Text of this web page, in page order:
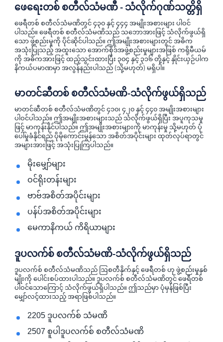
ဖေရေးတစ် စတီလ်သံမဏီ - သံလိုက်ဂုဏ်သတ္တိရှိ
ဖေရီတစ် စတီလ်သံမဏိတွင် ၄၃၀ နှင့် ၄၄၄ အမျိုးအစားများ ပါဝင်
ပါသည်။ ဖေရီတစ် စတီလ်သံမဏိသည် သဘောအားဖြင့် သံလိုက်ဖွယ်ရှိ
သော ဖွဲ့စည်းမှုကို ပိုင်ဆိုင်ပါသည်။ ဤအမျိုးအစားများတွင် အဓိက
အသုံးပြုသည့် အထူးသော အောက်စိုဒ်အဖွဲ့စည်းမှုများအဖြစ် ကရိုမီယမ်
ကို အဓိကအားဖြင့် ထည့်သွင်းထားပြီး ၃၀၄ နှင့် ၃၁၆ တို့နှင့် နှိုင်းယှဉ်ပါက
နိကယ်ပမာဏမှာ အလွန်နည်းပါသည် (သို့မဟုတ်) မရှိပါ။
မာတင်ဆီတစ် စတီလ်သံမဏိ-သံလိုက်ဖွယ်ရှိသည်
မာတင်ဆီတစ် စတီလ်သံမဏိတွင် ၄၁၀၊ ၄၂၀ နှင့် ၄၄၀ အမျိုးအစားများ
ပါဝင်ပါသည်။ ဤအမျိုးအစားများသည် သံလိုက်ဖွယ်ရှိပြီး အပူကုသမှု
ဖြင့် မာကုန်းနိုင်ပါသည်။ ဤအမျိုးအစားများကို မာကုန်းမှု သို့မဟုတ် ပုံ
ပေါ်မှုခံနိုင်ရည် ပိုမိုကောင်းမွန်သော အစိတ်အပိုင်းများ ထုတ်လုပ်ရာတွင်
အများအားဖြင့် အသုံးပြုကြပါသည်။
မိုးမျှော်များ
ဝင်ရိုးတန်းများ
ဗာဗ်အစိတ်အပိုင်းများ
ပန်ပ်အစိတ်အပိုင်းများ
မေကာနိကယ် ကိရိယာများ
ဒူပလက်စ် စတီလ်သံမဏိ-သံလိုက်ဖွယ်ရှိသည်
ဒူပလက်စ် စတီလ်သံမဏိသည် ဩစတီနိုက်နှင့် ဖေရီတစ် ဟု ဖွဲ့စည်းမှုနှစ်
မျိုးကို ပေါင်းစပ်ထားပါသည်။ ဒူပလက်စ် စတီလ်သံမဏိတွင် ဖေရီတစ်
ပါဝင်သောကြောင့် သံလိုက်ဖွယ်ရှိပါသည်။ ဤသည်မှာ ပုံမှန်ဖြစ်ပြီး
မျှော်လင့်ထားသည့် အရာဖြစ်ပါသည်။
2205 ဒူပလက်စ် သံမဏိ
2507 စူပါဒူပလက်စ် စတီလ်သံမဏိ